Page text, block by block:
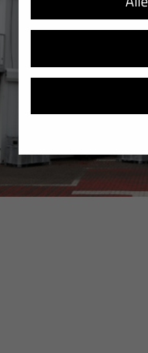
Wir verwenden
helfen, diese Website